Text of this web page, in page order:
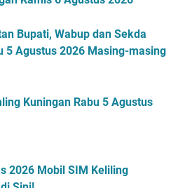
Bupati, Wabup dan Sekda
5 Agustus 2026 Masing-masing
Kuningan Rabu 5 Agustus
2026 Mobil SIM Keliling